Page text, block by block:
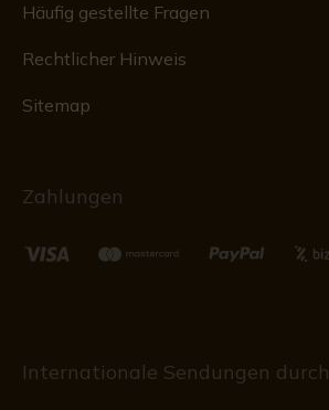
Häufig gestellte Fragen
Rechtlicher Hinweis
Sitemap
Zahlungen
Internationale Sendungen durch